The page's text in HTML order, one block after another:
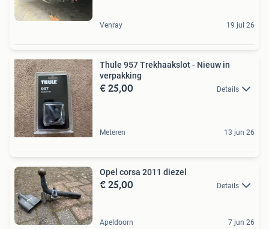
Venray 19 jul 26
Thule 957 Trekhaakslot - Nieuw in
verpakking
€ 25,00 Details
Meteren 13 jun 26
Opel corsa 2011 diezel
€ 25,00 Details
Apeldoorn 7 jun 26